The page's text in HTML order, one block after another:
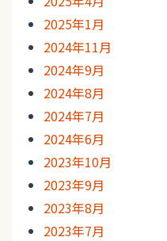
2025年1月
2024年11月
2024年9月
2024年8月
2024年7月
2024年6月
2023年10月
2023年9月
2023年8月
2023年7月